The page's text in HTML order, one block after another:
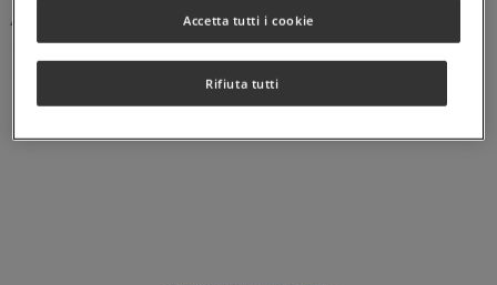
Adatto a Vegani. Naturalmente privo di lattosio. Senza
Glutine.
Rifiuta tutti
Accetta tutti i cookie